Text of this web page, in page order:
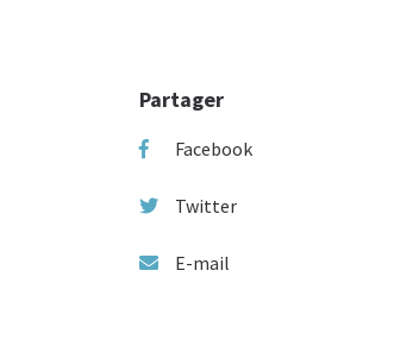
Partager
Facebook
Twitter
E-mail